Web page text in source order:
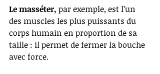
Le masséter, par exemple, est l’un
des muscles les plus puissants du
corps humain en proportion de sa
taille : il permet de fermer la bouche
avec force.